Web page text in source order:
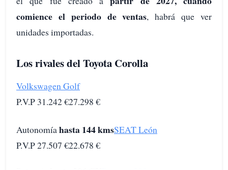
comience el periodo de ventas, habrá que ver
unidades importadas.
Los rivales del Toyota Corolla
Volkswagen Golf
P.V.P 31.242 €27.298 €
Autonomíahasta 144 kmsSEAT León
P.V.P 27.507 €22.678 €